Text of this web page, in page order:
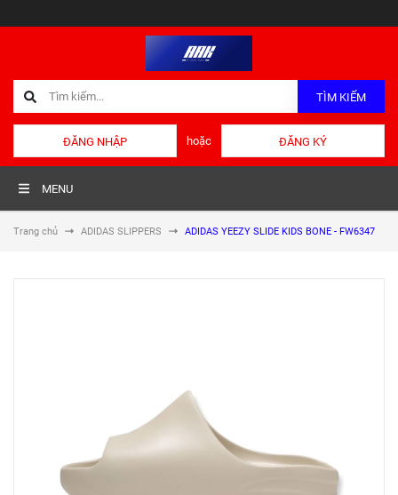
TÌM KIẾM
ĐĂNG NHẬP hoặc ĐĂNG KÝ
MENU
Trang chủ ADIDAS SLIPPERS ADIDAS YEEZY SLIDE KIDS BONE - FW6347